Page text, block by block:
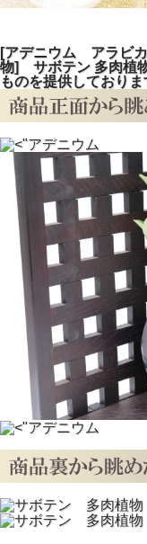
[アデニウム アラビ
物] サボテン 多肉
ものを提供しておりま